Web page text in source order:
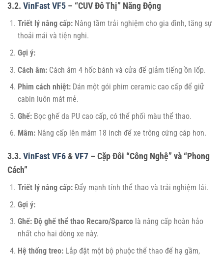
3.2. VinFast VF5 – “CUV Đô Thị” Năng Động
Triết lý nâng cấp:Nâng tầm trải nghiệm cho gia đình, tăng sự
thoải mái và tiện nghi.
Gợi ý:
Cách âm:Cách âm 4 hốc bánh và cửa để giảm tiếng ồn lốp.
Phim cách nhiệt:Dán một gói phim ceramic cao cấp để giữ
cabin luôn mát mẻ.
Ghế:Bọc ghế da PU cao cấp, có thể phối màu thể thao.
Mâm:Nâng cấp lên mâm 18 inch để xe trông cứng cáp hơn.
3.3. VinFast VF6&VF7 – Cặp Đôi “Công Nghệ” và “Phong
Cách”
Triết lý nâng cấp:Đẩy mạnh tính thể thao và trải nghiệm lái.
Gợi ý:
Ghế: Độ ghế thể thao Recaro/Sparcolà nâng cấp hoàn hảo
nhất cho hai dòng xe này.
Hệ thống treo:Lắp đặt một bộ phuộc thể thao để hạ gầm,